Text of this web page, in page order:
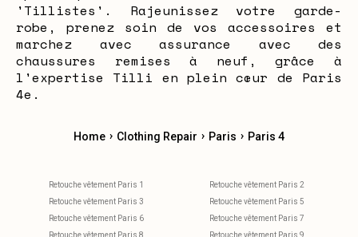
'Tillistes'. Rajeunissez votre garde-
robe, prenez soin de vos accessoires et
marchez avec assurance avec des
chaussures remises à neuf, grâce à
l'expertise Tilli en plein cœur de Paris
4e.
Home › Clothing Repair › Paris › Paris 4
Retouche vêtement Paris 1
Retouche vêtement Paris 2
Retouche vêtement Paris 3
Retouche vêtement Paris 5
Retouche vêtement Paris 6
Retouche vêtement Paris 7
Retouche vêtement Paris 8
Retouche vêtement Paris 9